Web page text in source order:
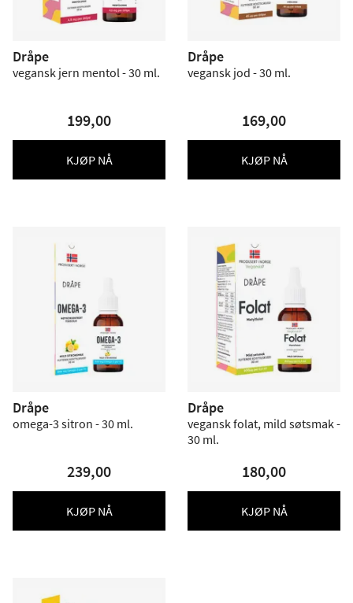
Dråpe
vegansk jern mentol - 30 ml.
199,00
KJØP NÅ
Dråpe
vegansk jod - 30 ml.
169,00
KJØP NÅ
Dråpe
omega-3 sitron - 30 ml.
239,00
KJØP NÅ
Dråpe
vegansk folat, mild søtsmak -
30 ml.
180,00
KJØP NÅ